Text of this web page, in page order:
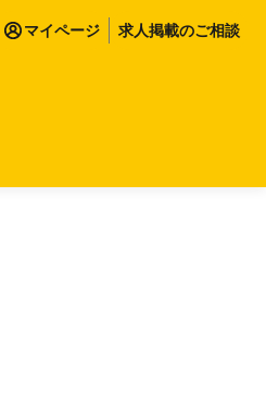
マイページ 求人掲載のご相談